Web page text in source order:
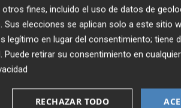
automoción el regreso paulatino a la
territorios del país. Por ello GEOM
de manera gratuita a todos los
durante la pandemia mundial.
que lo precisen.
fines, incluido el uso de datos de
elecciones se aplican solo a este sitio
legítimo en lugar del consentimiento; tiene
. Puede retirar su consentimiento en
RECHAZAR TODO